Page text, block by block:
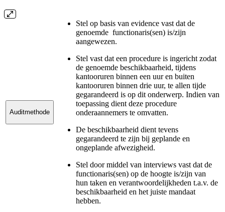
Auditmethode
Stel op basis van evidence vast dat de
genoemde functionaris(sen) is/zijn
aangewezen.
Stel vast dat een procedure is ingericht zodat
de genoemde beschikbaarheid, tijdens
kantooruren binnen een uur en buiten
kantooruren binnen drie uur, te allen tijde
gegarandeerd is op dit onderwerp. Indien van
toepassing dient deze procedure
onderaannemers te omvatten.
De beschikbaarheid dient tevens
gegarandeerd te zijn bij geplande en
ongeplande afwezigheid.
Stel door middel van interviews vast dat de
functionaris(sen) op de hoogte is/zijn van
hun taken en verantwoordelijkheden t.a.v. de
beschikbaarheid en het juiste mandaat
hebben.